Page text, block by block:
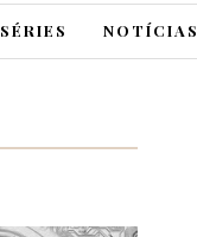
SÉRIES NOTÍCIAS